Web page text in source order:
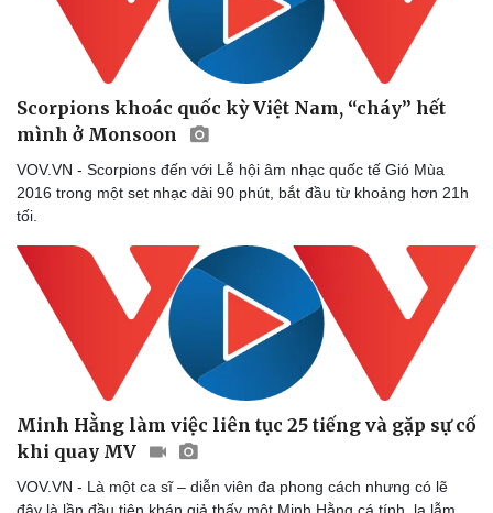
Sức khỏe
Dinh dưỡng - món ngon
Cây thuốc
Sản phụ khoa
Nam khoa
Làm đẹp - giảm cân
Phòng mạch online
Ăn sạch sống khỏe
Nhà đẹp
Blog
Scorpions khoác quốc kỳ Việt Nam, “cháy” hết
mình ở Monsoon
VOV.VN - Scorpions đến với Lễ hội âm nhạc quốc tế Gió Mùa
2016 trong một set nhạc dài 90 phút, bắt đầu từ khoảng hơn 21h
tối.
Minh Hằng làm việc liên tục 25 tiếng và gặp sự cố
khi quay MV
VOV.VN - Là một ca sĩ – diễn viên đa phong cách nhưng có lẽ